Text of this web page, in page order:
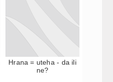
Hrana = uteha - da ili
ne?